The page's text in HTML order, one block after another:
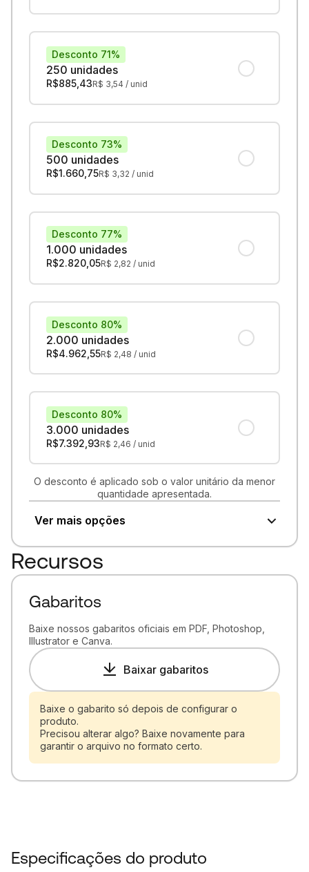
250 unidades
Desconto 71%
R$885,43R$ 3,54 / unid
500 unidades
Desconto 73%
R$1.660,75R$ 3,32 / unid
1.000 unidades
Desconto 77%
R$2.820,05R$ 2,82 / unid
2.000 unidades
Desconto 80%
R$4.962,55R$ 2,48 / unid
3.000 unidades
Desconto 80%
R$7.392,93R$ 2,46 / unid
O desconto é aplicado sob o valor unitário da menor
quantidade apresentada.
Ver mais opções
Recursos
Gabaritos
Baixe nossos gabaritos oficiais em PDF, Photoshop,
Illustrator e Canva.
Baixar gabaritos
Baixe o gabarito só depois de configurar o
produto.
Precisou alterar algo? Baixe novamente para
garantir o arquivo no formato certo.
Especificações do produto